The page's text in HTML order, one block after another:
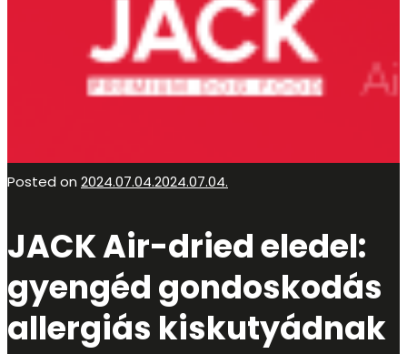
Posted on 2024.07.04.2024.07.04.
JACK Air-dried eledel:
gyengéd gondoskodás
allergiás kiskutyádnak